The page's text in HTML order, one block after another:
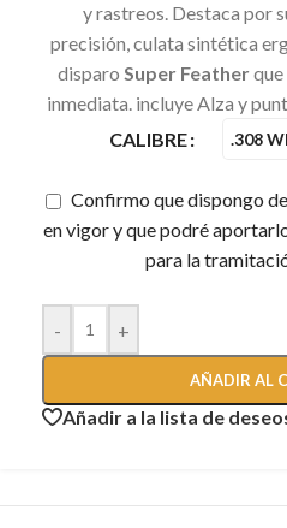
y rastreos. Destaca por
precisión, culata sintética
disparo Super Featherque
inmediata. incluye Alza y
CALIBRE
.308
Confirmo que dispongo
en vigor y que podré
para la
- +
AÑADIR AL
Añadir a la lista de